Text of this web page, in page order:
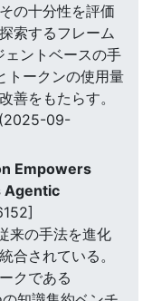
の十分性を評価
索するフレーム
ェントベースの手
トークンの使用量
善をもたらす。
(2025-09-
Empowers
Agentic
来の手法を進化
合されている。
クである